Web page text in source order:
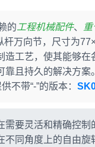
的工程机械配件、
杆万向节，尺寸为
工艺，使其能够
且持久的解决方案。
不带“-”的版本：
要灵活和精确控制
同角度上的自由